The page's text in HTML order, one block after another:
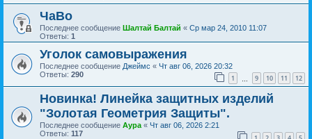
ЧаВо
Последнее сообщение Шалтай Балтай « Ср мар 24, 2010 11:07
Ответы: 1
Уголок самовыражения
Последнее сообщение Джеймс « Чт авг 06, 2026 20:32
Ответы: 290 1 9 10 11 12
Новинка! Линейка защитных изделий
"Золотая Геометрия Защиты".
Последнее сообщение Аура« Чт авг 06, 2026 2:21
Ответы: 117